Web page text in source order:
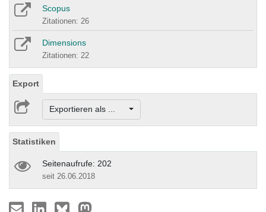
Scopus
Zitationen: 26
Dimensions
Zitationen: 22
Export
Exportieren als ...
Statistiken
Seitenaufrufe: 202
seit 26.06.2018